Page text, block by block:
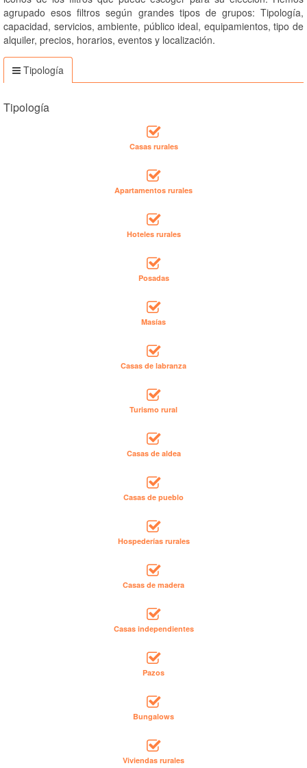
agrupado esos filtros según grandes tipos de grupos: Tipología,
capacidad, servicios, ambiente, público ideal, equipamientos, tipo de
alquiler, precios, horarios, eventos y localización.
Tipología
Tipología
Casas rurales
Apartamentos rurales
Hoteles rurales
Posadas
Masías
Casas de labranza
Turismo rural
Casas de aldea
Casas de pueblo
Hospederías rurales
Casas de madera
Casas independientes
Pazos
Bungalows
Viviendas rurales